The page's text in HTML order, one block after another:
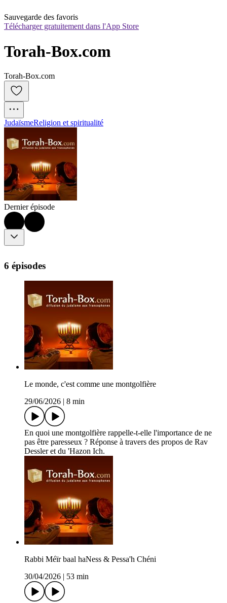
Sauvegarde des favoris
Télécharger gratuitement dans l'App Store
Torah-Box.com
Torah-Box.com
JudaïsmeReligion et spiritualité
Dernier épisode
6 épisodes
Le monde, c'est comme une montgolfière
29/06/2026
8 min
En quoi une montgolfière rappelle-t-elle l'importance de ne
pas être paresseux ? Réponse à travers des propos de Rav
Dessler et du 'Hazon Ich.
Rabbi Méïr baal haNess & Pessa'h Chéni
30/04/2026
53 min